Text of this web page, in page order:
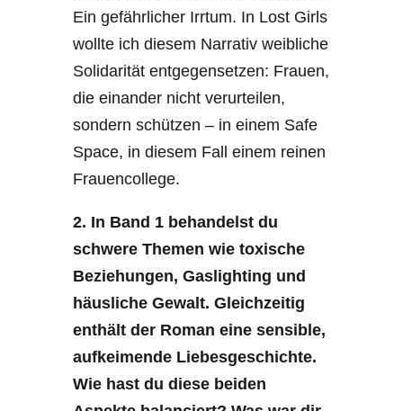
Ein gefährlicher Irrtum. In Lost Girls
wollte ich diesem Narrativ weibliche
Solidarität entgegensetzen: Frauen,
die einander nicht verurteilen,
sondern schützen – in einem Safe
Space, in diesem Fall einem reinen
Frauencollege.
2. In Band 1 behandelst du
schwere Themen wie toxische
Beziehungen, Gaslighting und
häusliche Gewalt. Gleichzeitig
enthält der Roman eine sensible,
aufkeimende Liebesgeschichte.
Wie hast du diese beiden